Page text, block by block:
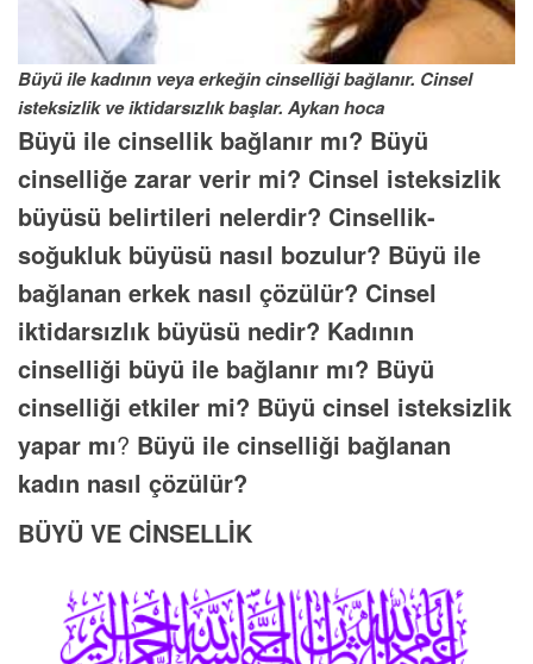
Büyü ile kadının veya erkeğin cinselliği bağlanır. Cinsel
isteksizlik ve iktidarsızlık başlar. Aykan hoca
Büyü ile cinsellik bağlanır mı? Büyü
cinselliğe zarar verir mi? Cinsel isteksizlik
büyüsü belirtileri nelerdir? Cinsellik-
soğukluk büyüsü nasıl bozulur? Büyü ile
bağlanan erkek nasıl çözülür? Cinsel
iktidarsızlık büyüsü nedir? Kadının
cinselliği büyü ile bağlanır mı? Büyü
cinselliği etkiler mi? Büyü cinsel isteksizlik
yapar mı? Büyü ile cinselliği bağlanan
kadın nasıl çözülür?
BÜYÜ VE CİNSELLİK